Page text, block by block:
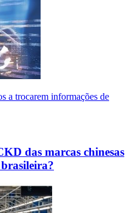
a trocarem informações de
das marcas chinesas